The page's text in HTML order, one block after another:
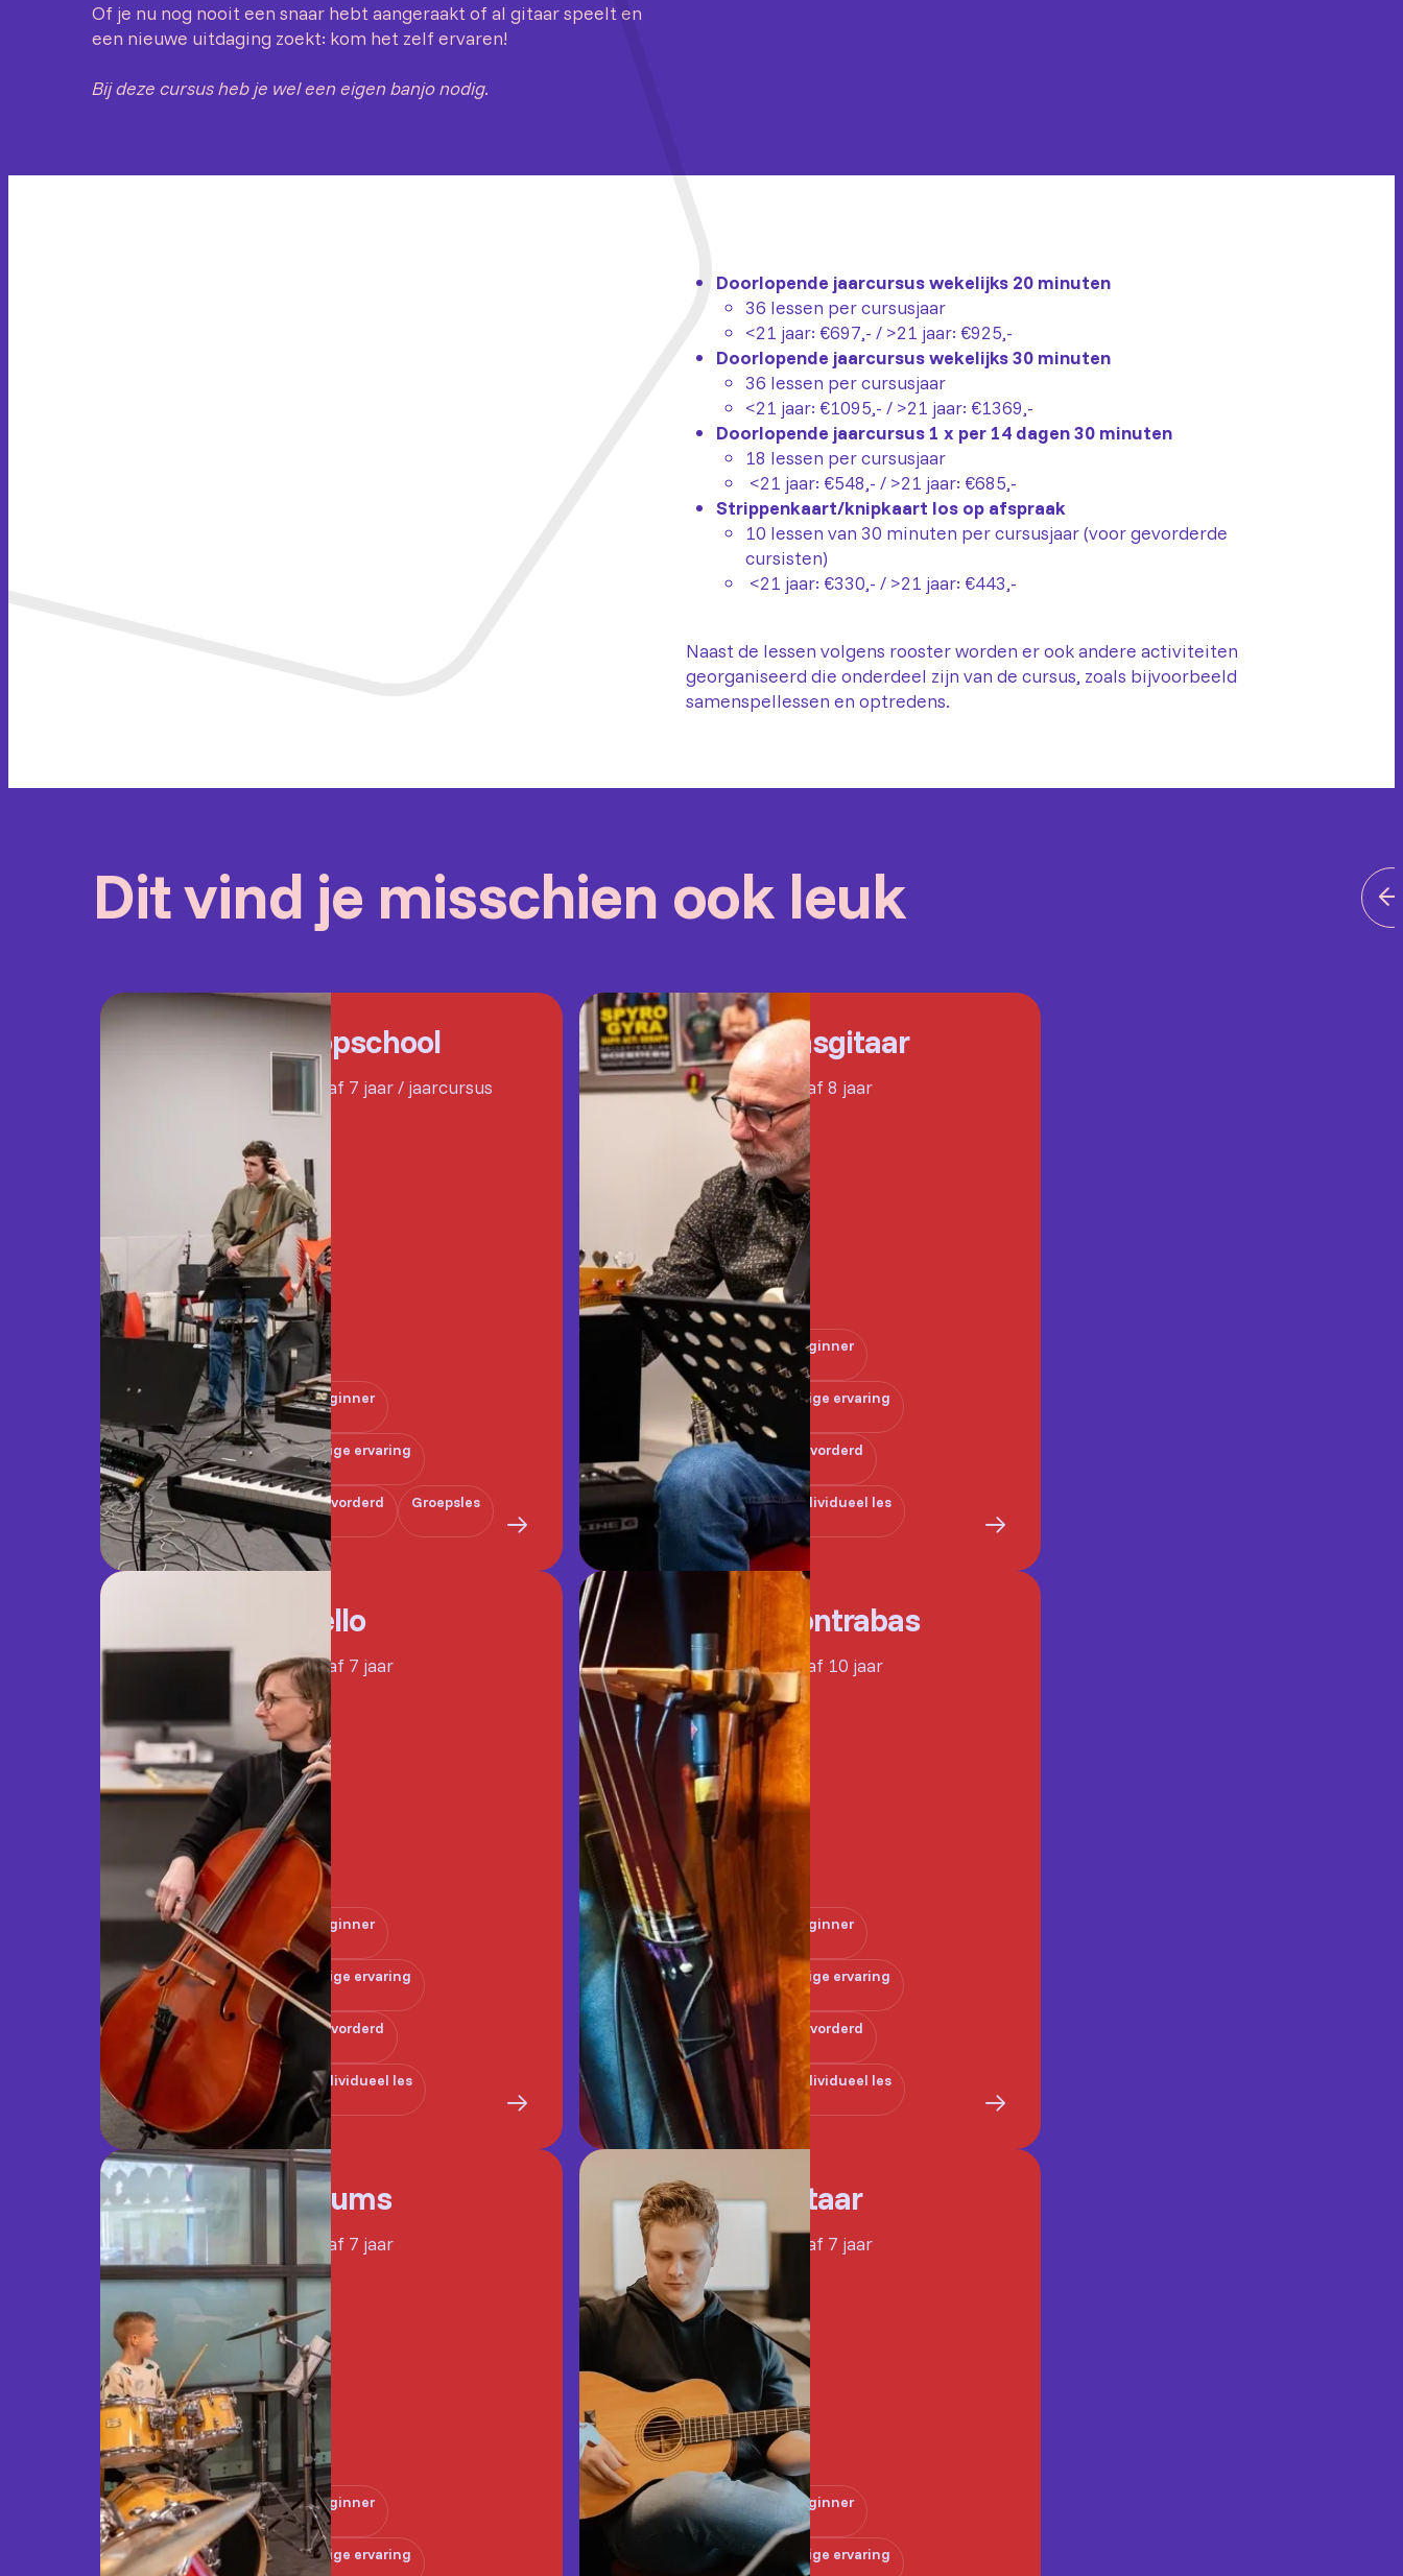
Of je nu nog nooit een snaar hebt aangeraakt of al gitaar speelt en
een nieuwe uitdaging zoekt: kom het zelf ervaren!
Bij deze cursus heb je wel een eigen banjo nodig.
Doorlopende jaarcursus wekelijks 20 minuten
36 lessen per cursusjaar
<21 jaar: €697,- / >21 jaar: €925,-
Doorlopende jaarcursus wekelijks 30 minuten
36 lessen per cursusjaar
<21 jaar: €1095,- / >21 jaar: €1369,-
Doorlopende jaarcursus 1 x per 14 dagen 30 minuten
18 lessen per cursusjaar
<21 jaar: €548,- / >21 jaar: €685,-
Strippenkaart/knipkaart los op afspraak
10 lessen van 30 minuten per cursusjaar (voor gevorderde
cursisten)
<21 jaar: €330,- / >21 jaar: €443,-
Naast de lessen volgens rooster worden er ook andere activiteiten
georganiseerd die onderdeel zijn van de cursus, zoals bijvoorbeeld
samenspellessen en optredens.
Dit vind je misschien ook leuk
Popschool
Vanaf 7 jaar / jaarcursus
Beginner
Enige ervaring
Gevorderd Groepsles
Basgitaar
Vanaf 8 jaar
Beginner
Enige ervaring
Gevorderd
Individueel les
Cello
Vanaf 7 jaar
Beginner
Enige ervaring
Gevorderd
Individueel les
Contrabas
Vanaf 10 jaar
Beginner
Enige ervaring
Gevorderd
Individueel les
Drums
Vanaf 7 jaar
Beginner
Enige ervaring
Gitaar
Vanaf 7 jaar
Beginner
Enige ervaring